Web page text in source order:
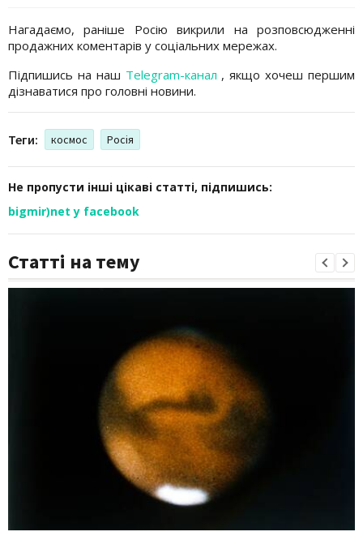
Нагадаємо, раніше Росію викрили на розповсюдженні
продажних коментарів у соціальних мережах.
Підпишись на наш Telegram-канал , якщо хочеш першим
дізнаватися про головні новини.
Теги: космос Росія
Не пропусти інші цікаві статті, підпишись:
bigmir)net у facebook
Статті на тему